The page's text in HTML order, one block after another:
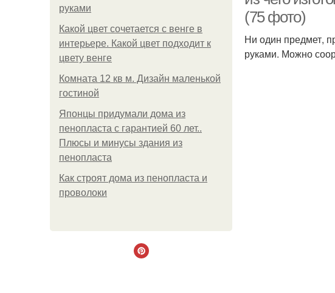
руками
Какой цвет сочетается с венге в
интерьере. Какой цвет подходит к
цвету венге
Комната 12 кв м. Дизайн маленькой
гостиной
Японцы придумали дома из
пенопласта с гарантией 60 лет..
Плюсы и минусы здания из
пенопласта
Как строят дома из пенопласта и
проволоки
Необычная
(75 фото)
Ни один предмет,
руками. Можно